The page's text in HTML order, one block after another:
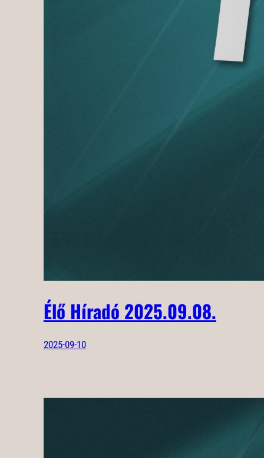
Élő Híradó 2025.09.08.
2025-09-10